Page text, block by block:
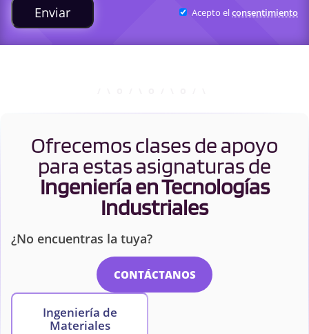
Enviar Acepto elconsentimiento
Ofrecemos clases de apoyo
para estas asignaturas de
Ingeniería en Tecnologías
Industriales
¿No encuentras la tuya?
CONTÁCTANOS
Ingeniería de
Materiales